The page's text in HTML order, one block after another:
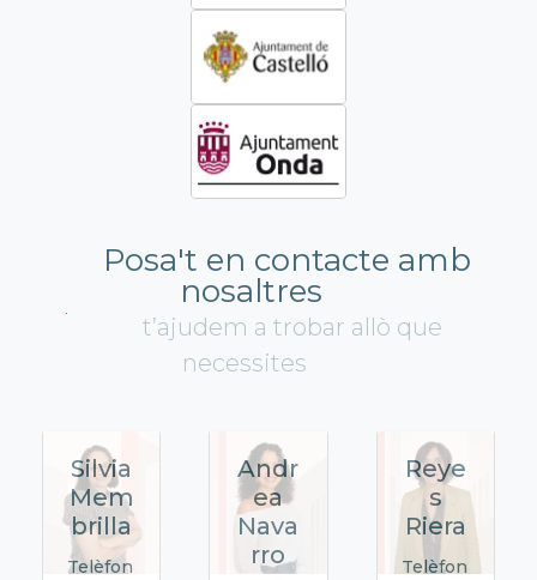
Posa't en contacte amb
nosaltres
t’ajudem a trobar allò que
necessites
Silvia
Mem
brilla
Telèfon
Andr
ea
Nava
rro
Reye
s
Riera
Telèfon